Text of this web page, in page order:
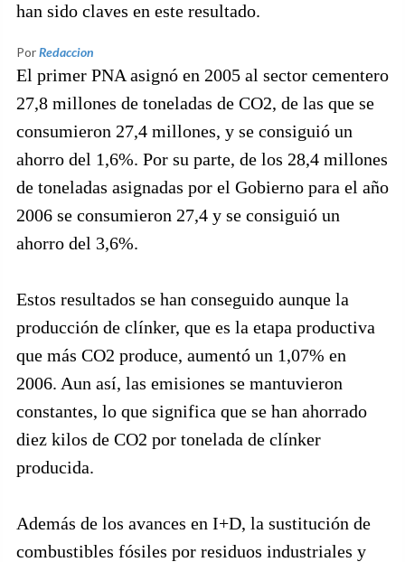
han sido claves en este resultado.
PorRedaccion
El primer PNA asignó en 2005 al sector cementero
27,8 millones de toneladas de CO2, de las que se
consumieron 27,4 millones, y se consiguió un
ahorro del 1,6%. Por su parte, de los 28,4 millones
de toneladas asignadas por el Gobierno para el año
2006 se consumieron 27,4 y se consiguió un
ahorro del 3,6%.
Estos resultados se han conseguido aunque la
producción de clínker, que es la etapa productiva
que más CO2 produce, aumentó un 1,07% en
2006. Aun así, las emisiones se mantuvieron
constantes, lo que significa que se han ahorrado
diez kilos de CO2 por tonelada de clínker
producida.
Además de los avances en I+D, la sustitución de
combustibles fósiles por residuos industriales y